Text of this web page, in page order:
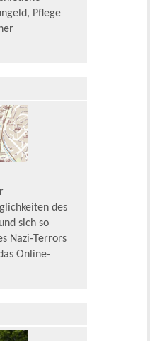
Pflege
des
sich so
Nazi-Terrors
Online-